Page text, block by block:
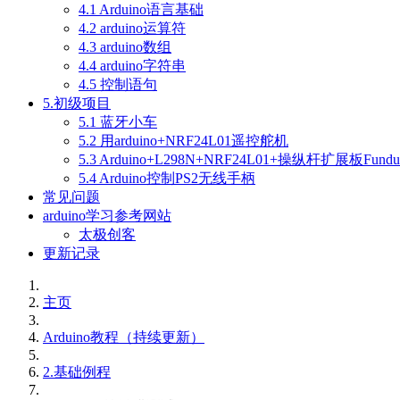
4.1 Arduino语言基础
4.2 arduino运算符
4.3 arduino数组
4.4 arduino字符串
4.5 控制语句
5.初级项目
5.1 蓝牙小车
5.2 用arduino+NRF24L01遥控舵机
5.3 Arduino+L298N+NRF24L01+操纵杆扩展板
5.4 Arduino控制PS2无线手柄
常见问题
arduino学习参考网站
太极创客
更新记录
主页
Arduino教程（持续更新）
2.基础例程